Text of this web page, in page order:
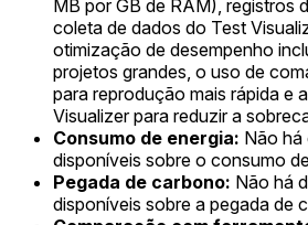
MB por GB de RAM), registros
coleta de dados do Test
otimização de desempenho
projetos grandes, o uso de
para reprodução mais rápida e
Visualizer para reduzir a
Consumo de energia: Não há
disponíveis sobre o consumo
Pegada de carbono: Não há
disponíveis sobre a pegada de